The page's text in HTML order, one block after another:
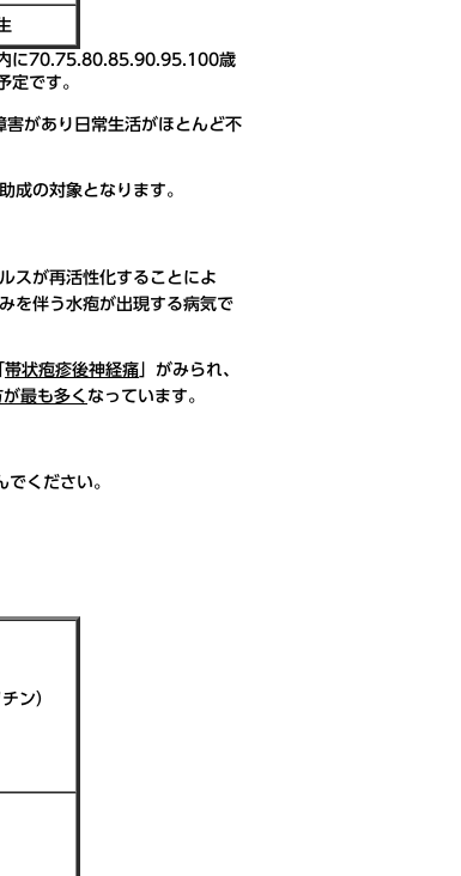
内に70.75.80.85.90.95.100歳
です。
があり日常生活がほとんど不
成の対象となります。
スが再活性化することによ
を伴う水疱が出現する病気で
帯状疱疹後神経痛 」がみられ、
最も多く なっています。
ください。
ン）